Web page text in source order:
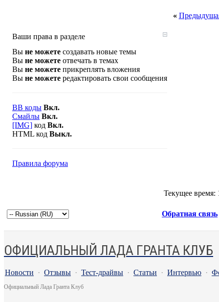
«
Ваши права в разделе
Вы не можете создавать новые темы
Вы не можете отвечать в темах
Вы не можете прикреплять вложения
Вы не можете редактировать свои сообщения
BB коды Вкл.
Смайлы Вкл.
[IMG] код Вкл.
HTML код Выкл.
Правила форума
Текущее время:
Обратная связь
ОФИЦИАЛЬНЫЙ ЛАДА ГРАНТА КЛУБ
Новости · Отзывы · Тест-драйвы · Статьи · Интервью ·
Официальный Лада Гранта Клуб